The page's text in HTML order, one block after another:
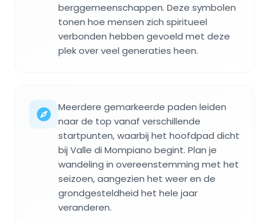
berggemeenschappen. Deze symbolen
tonen hoe mensen zich spiritueel
verbonden hebben gevoeld met deze
plek over veel generaties heen.
Meerdere gemarkeerde paden leiden
naar de top vanaf verschillende
startpunten, waarbij het hoofdpad dicht
bij Valle di Mompiano begint. Plan je
wandeling in overeenstemming met het
seizoen, aangezien het weer en de
grondgesteldheid het hele jaar
veranderen.